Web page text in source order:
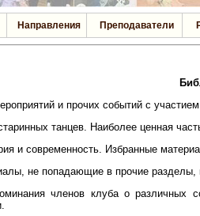
Направления Преподаватели
и прочих событий с
танцев. Наиболее ценная
и современность. Избранные
не попадающие в прочие
членов клуба о различных